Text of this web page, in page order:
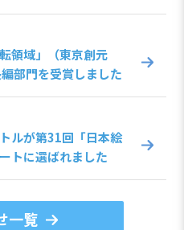
領域」（東京創元
部門を受賞しました
ルが第31回「日本絵
トに選ばれました
一覧